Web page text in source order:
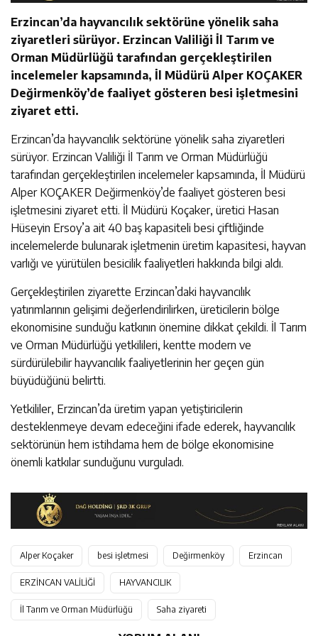
Erzincan’da hayvancılık sektörüne yönelik saha
ziyaretleri sürüyor. Erzincan Valiliği İl Tarım ve
Orman Müdürlüğü tarafından gerçekleştirilen
incelemeler kapsamında, İl Müdürü Alper KOÇAKER
Değirmenköy’de faaliyet gösteren besi işletmesini
ziyaret etti.
Erzincan’da hayvancılık sektörüne yönelik saha ziyaretleri
sürüyor. Erzincan Valiliği İl Tarım ve Orman Müdürlüğü
tarafından gerçekleştirilen incelemeler kapsamında, İl Müdürü
Alper KOÇAKER Değirmenköy’de faaliyet gösteren besi
işletmesini ziyaret etti. İl Müdürü Koçaker, üretici Hasan
Hüseyin Ersoy’a ait 40 baş kapasiteli besi çiftliğinde
incelemelerde bulunarak işletmenin üretim kapasitesi, hayvan
varlığı ve yürütülen besicilik faaliyetleri hakkında bilgi aldı.
Gerçekleştirilen ziyarette Erzincan’daki hayvancılık
yatırımlarının gelişimi değerlendirilirken, üreticilerin bölge
ekonomisine sunduğu katkının önemine dikkat çekildi. İl Tarım
ve Orman Müdürlüğü yetkilileri, kentte modern ve
sürdürülebilir hayvancılık faaliyetlerinin her geçen gün
büyüdüğünü belirtti.
Yetkililer, Erzincan’da üretim yapan yetiştiricilerin
desteklenmeye devam edeceğini ifade ederek, hayvancılık
sektörünün hem istihdama hem de bölge ekonomisine
önemli katkılar sunduğunu vurguladı.
Alper Koçaker besi işletmesi Değirmenköy Erzincan
ERZİNCAN VALİLİĞİ HAYVANCILIK
İl Tarım ve Orman Müdürlüğü Saha ziyareti